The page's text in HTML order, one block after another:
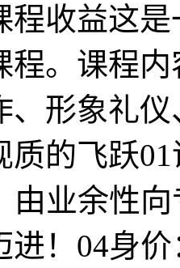
程收益这
程。课程
、形象礼
质的飞跃
由业余性
进！04身